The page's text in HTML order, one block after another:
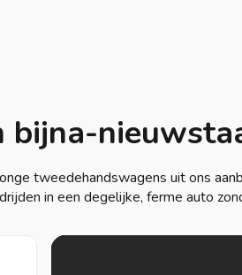
bijna-
tweedehandswagens uit ons
in een degelijke, ferme auto